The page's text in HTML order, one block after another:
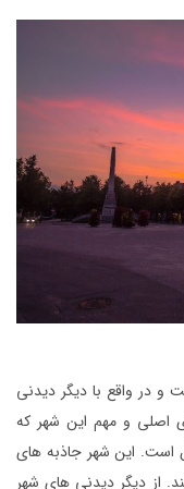
و در واقع با دیگر دیدنی
اصلی و مهم این شهر که
است. این شهر جاذبه های
از دیگر دیدنی های شهر